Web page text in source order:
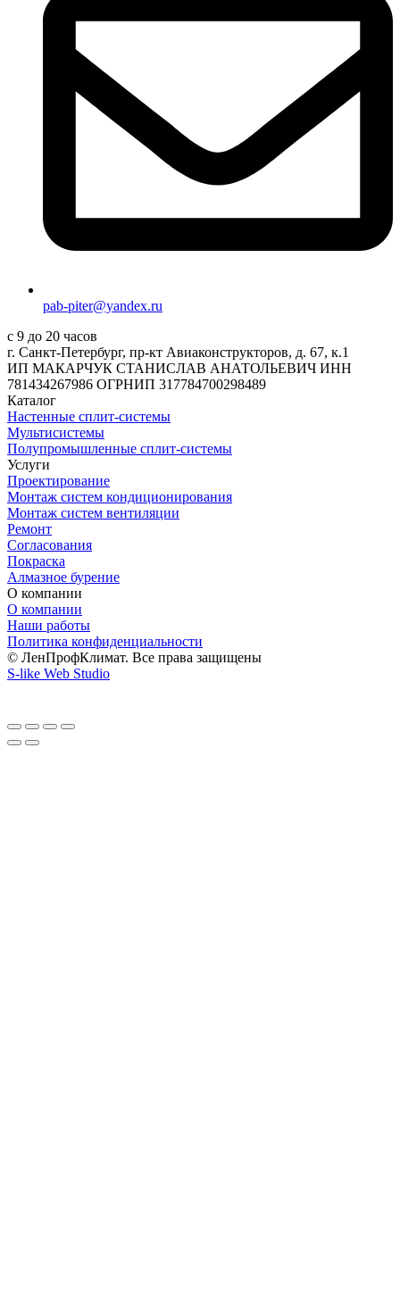
pab-piter@yandex.ru
с 9 до 20 часов
г. Санкт-Петербург, пр-кт Авиаконструкторов, д. 67, к.1
ИП МАКАРЧУК СТАНИСЛАВ АНАТОЛЬЕВИЧ ИНН
781434267986 ОГРНИП 317784700298489
Каталог
Настенные сплит-системы
Мультисистемы
Полупромышленные сплит-системы
Услуги
Проектирование
Монтаж систем кондиционирования
Монтаж систем вентиляции
Ремонт
Согласования
Покраска
Алмазное бурение
О компании
О компании
Наши работы
Политика конфиденциальности
© ЛенПрофКлимат. Все права защищены
S-like Web Studio